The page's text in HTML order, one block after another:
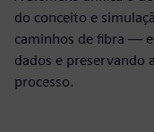
do conceito e
caminhos de fibra —
dados e preservando
processo.